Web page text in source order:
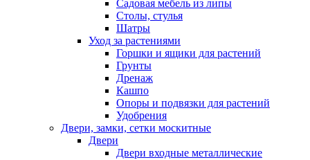
Садовая мебель из липы
Столы, стулья
Шатры
Уход за растениями
Горшки и ящики для растений
Грунты
Дренаж
Кашпо
Опоры и подвязки для растений
Удобрения
Двери, замки, сетки москитные
Двери
Двери входные металлические